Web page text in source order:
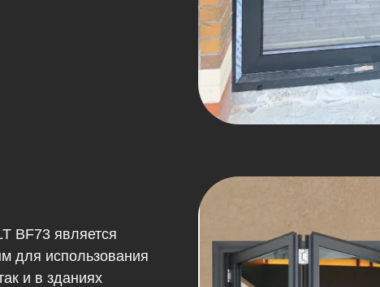
BF73 является
для использования
и в зданиях